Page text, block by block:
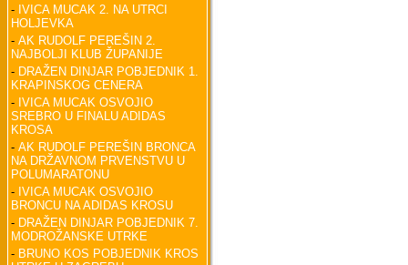
- IVICA MUCAK 2. NA UTRCI
HOLJEVKA
- AK RUDOLF PEREŠIN 2.
NAJBOLJI KLUB ŽUPANIJE
- DRAŽEN DINJAR POBJEDNIK 1.
KRAPINSKOG CENERA
- IVICA MUCAK OSVOJIO
SREBRO U FINALU ADIDAS
KROSA
- AK RUDOLF PEREŠIN BRONCA
NA DRŽAVNOM PRVENSTVU U
POLUMARATONU
- IVICA MUCAK OSVOJIO
BRONCU NA ADIDAS KROSU
- DRAŽEN DINJAR POBJEDNIK 7.
MODROŽANSKE UTRKE
- BRUNO KOS POBJEDNIK KROS